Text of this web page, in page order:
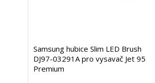
Samsung hubice Slim LED Brush
DJ97-03291A pro vysavač Jet 95
Premium